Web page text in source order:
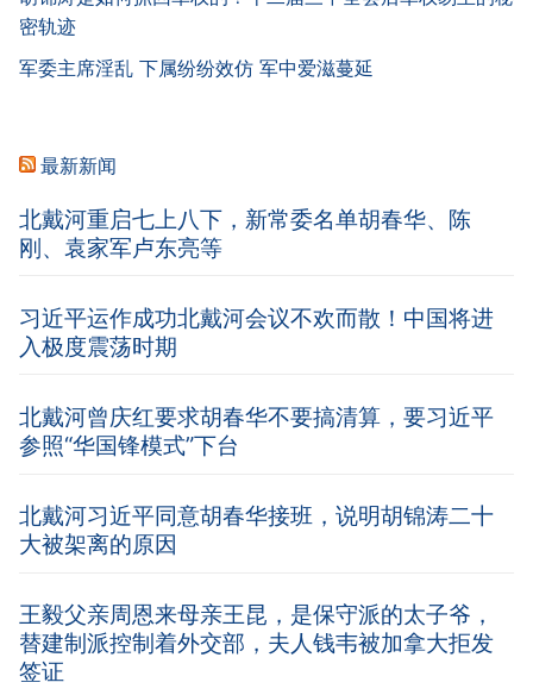
密轨迹
军委主席淫乱 下属纷纷效仿 军中爱滋蔓延
最新新闻
北戴河重启七上八下，新常委名单胡春华、陈
刚、袁家军卢东亮等
习近平运作成功北戴河会议不欢而散！中国将进
入极度震荡时期
北戴河曾庆红要求胡春华不要搞清算，要习近平
参照“华国锋模式”下台
北戴河习近平同意胡春华接班，说明胡锦涛二十
大被架离的原因
王毅父亲周恩来母亲王昆，是保守派的太子爷，
替建制派控制着外交部，夫人钱韦被加拿大拒发
签证